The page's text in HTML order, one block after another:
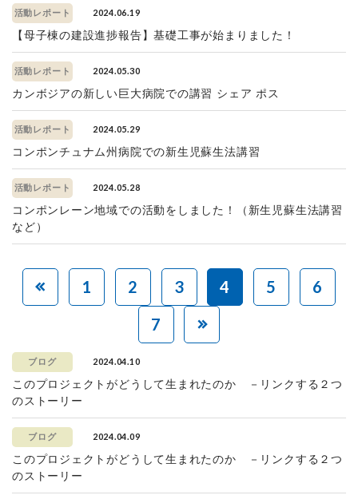
活動レポート 2024.06.19
【母子棟の建設進捗報告】基礎工事が始まりました！
活動レポート 2024.05.30
カンボジアの新しい巨大病院での講習 シェア ポス
活動レポート 2024.05.29
コンポンチュナム州病院での新生児蘇生法講習
活動レポート 2024.05.28
コンポンレーン地域での活動をしました！（新生児蘇生法講習
など）
1 2 3 4 5
6
7
ブログ 2024.04.10
このプロジェクトがどうして生まれたのか －リンクする２つ
のストーリー
ブログ 2024.04.09
このプロジェクトがどうして生まれたのか －リンクする２つ
のストーリー